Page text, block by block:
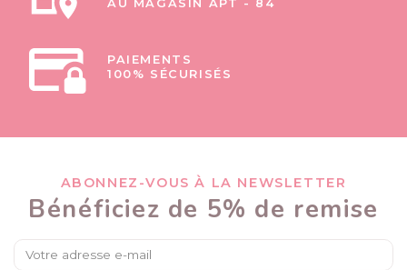
AU MAGASIN APT - 84
PAIEMENTS
100% SÉCURISÉS
ABONNEZ-VOUS À LA NEWSLETTER
Bénéficiez de 5% de remise